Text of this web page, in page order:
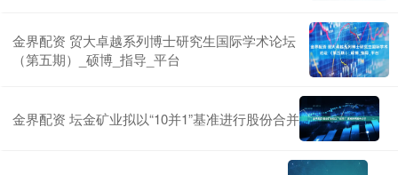
金界配资 贸大卓越系列博士研究生国际学术论坛
（第五期）_硕博_指导_平台
金界配资 坛金矿业拟以“10并1”基准进行股份合并